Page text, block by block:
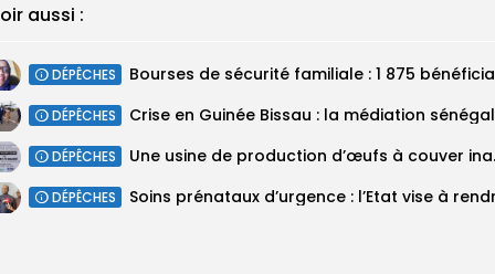
aussi :
DÉPÊCHES
DÉPÊCHES
DÉPÊCHES Une
DÉPÊCHES